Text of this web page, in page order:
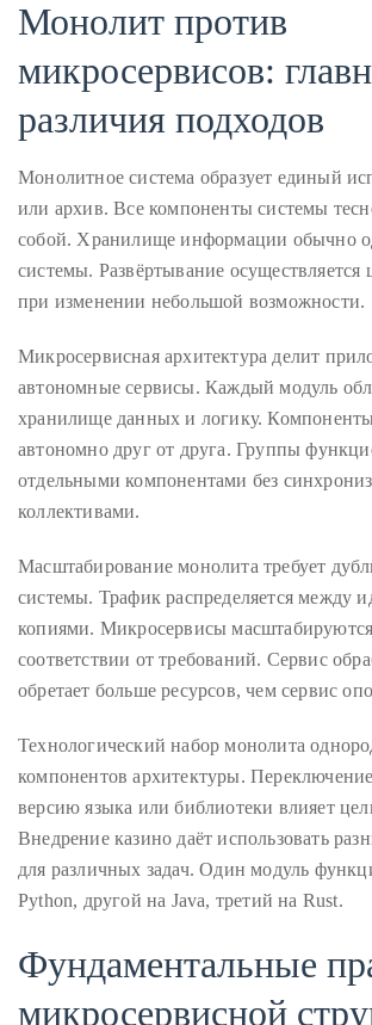
publications
has
included
Huffington
Post,
Passport,
TimeOut,
Advocate,
Out,
among
others.
In
the
course
his
work,
Duane
has
savored
hotspots
through
five-
star
lenswhile
mixing
Монолит против
микросервисов:
различия подходов
Монолитное система образует единый
или архив. Все компоненты системы
собой. Хранилище информации обычно
системы. Развёртывание осуществляется
при изменении небольшой возможности.
Микросервисная архитектура делит
автономные сервисы. Каждый модуль
хранилище данных и логику. Компоненты
автономно друг от друга. Группы
отдельными компонентами без
коллективами.
Масштабирование монолита требует
системы. Трафик распределяется между
копиями. Микросервисы
соответствии от требований. Сервис
обретает больше ресурсов, чем сервис
Технологический набор монолита
компонентов архитектуры.
версию языка или библиотеки влияет
Внедрение казино даёт использовать
для различных задач. Один модуль
Python, другой на Java, третий на Rust.
Фундаментальные
микросервисной